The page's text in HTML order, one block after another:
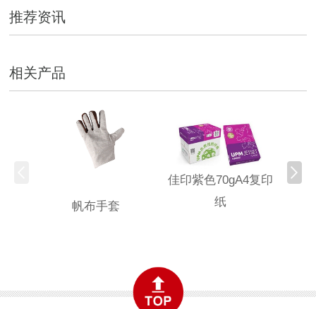
推荐资讯
相关产品
帆布手套
佳印紫色70gA4复印
纸